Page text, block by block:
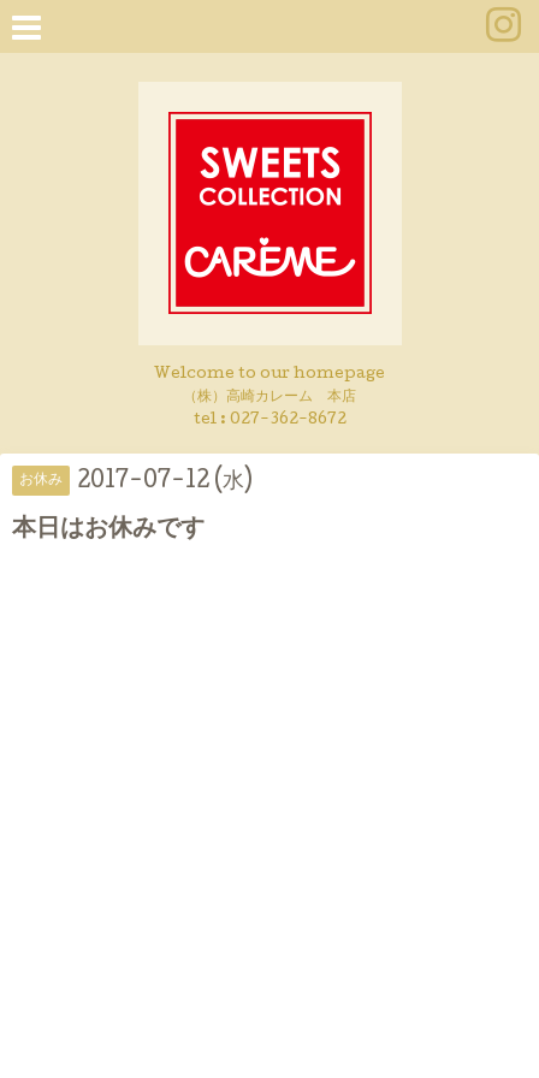
Welcome to our homepage
（株）高崎カレーム 本店
tel : 027-362-8672
お休み 2017-07-12 (水)
本日はお休みです